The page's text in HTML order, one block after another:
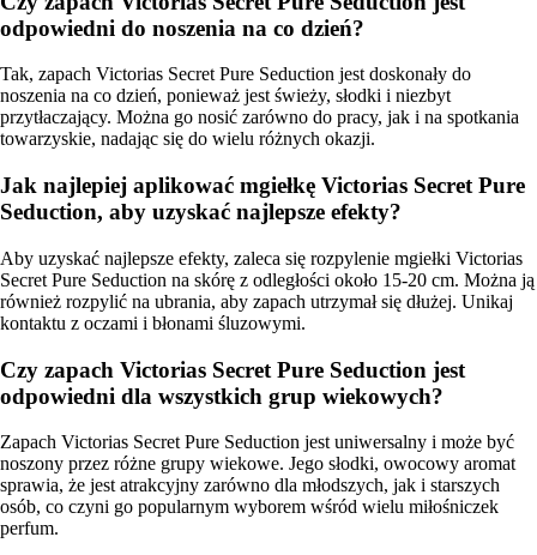
odpowiedni do noszenia na co dzień?
Tak, zapach Victorias Secret Pure Seduction jest doskonały do
noszenia na co dzień, ponieważ jest świeży, słodki i niezbyt
przytłaczający. Można go nosić zarówno do pracy, jak i na spotkania
towarzyskie, nadając się do wielu różnych okazji.
Jak najlepiej aplikować mgiełkę Victorias Secret Pure
Seduction, aby uzyskać najlepsze efekty?
Aby uzyskać najlepsze efekty, zaleca się rozpylenie mgiełki Victorias
Secret Pure Seduction na skórę z odległości około 15-20 cm. Można ją
również rozpylić na ubrania, aby zapach utrzymał się dłużej. Unikaj
kontaktu z oczami i błonami śluzowymi.
Czy zapach Victorias Secret Pure Seduction jest
odpowiedni dla wszystkich grup wiekowych?
Zapach Victorias Secret Pure Seduction jest uniwersalny i może być
noszony przez różne grupy wiekowe. Jego słodki, owocowy aromat
sprawia, że jest atrakcyjny zarówno dla młodszych, jak i starszych
osób, co czyni go popularnym wyborem wśród wielu miłośniczek
perfum.